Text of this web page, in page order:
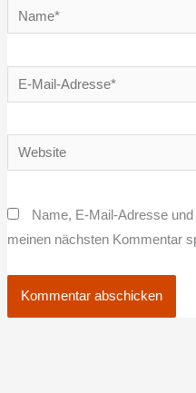
Name*
E-
Mail-
Website
Name, E-Mail-Adresse
meinen nächsten Kommentar